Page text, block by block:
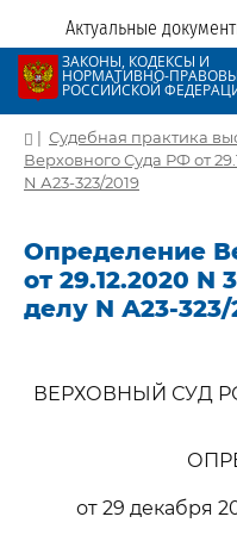
Актуальные
ЗАКОНЫ, КОДЕКСЫ И
НОРМАТИВНО-
РОССИЙСКОЙ
| Судебная практика
Верховного Суда РФ от
N А23-323/2019
Определение
от 29.12.2020 N
делу N А23-323/
ВЕРХОВНЫЙ СУД
от 29 декабря